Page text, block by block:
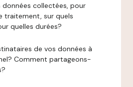
données collectées, pour
traitement, sur quels
quelles durées?
de vos données à
Comment partageons-